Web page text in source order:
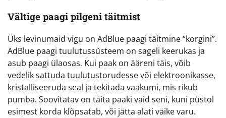
Vältige paagi pilgeni täitmist
Üks levinumaid vigu on AdBlue paagi täitmine “korgini”.
AdBlue paagi tuulutussüsteem on sageli keerukas ja
asub paagi ülaosas. Kui paak on ääreni täis, võib
vedelik sattuda tuulutustorudesse või elektroonikasse,
kristalliseeruda seal ja tekitada vaakumi, mis rikub
pumba. Soovitatav on täita paaki vaid seni, kuni püstol
esimest korda klõpsatab, või jätta alati väike varu.